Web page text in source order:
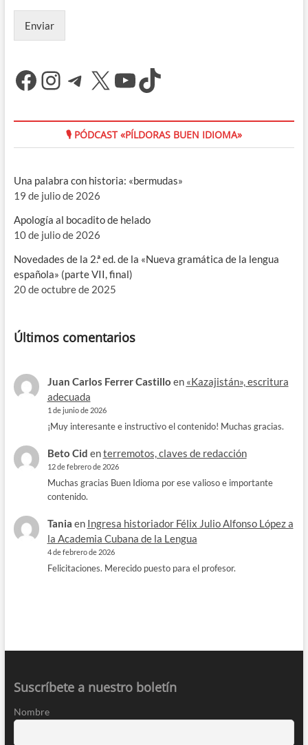
Enviar
Facebook
Instagram
Telegram
X YouTube
TikTok
🎙 PÓDCAST «PÍLDORAS BUEN IDIOMA»
Una palabra con historia: «bermudas»
19 de julio de 2026
Apología al bocadito de helado
10 de julio de 2026
Novedades de la 2.ª ed. de la «Nueva gramática de la lengua
española» (parte VII, final)
20 de octubre de 2025
Últimos comentarios
Juan Carlos Ferrer Castillo en «Kazajistán», escritura
adecuada
1 de junio de 2026
¡Muy interesante e instructivo el contenido! Muchas gracias.
Beto Cid enterremotos, claves de redacción
12 de febrero de 2026
Muchas gracias Buen Idioma por ese valioso e importante
contenido.
Tania en Ingresa historiador Félix Julio Alfonso López a
la Academia Cubana de la Lengua
4 de febrero de 2026
Felicitaciones. Merecido puesto para el profesor.
Suscríbete a nuestro boletín
Nombre